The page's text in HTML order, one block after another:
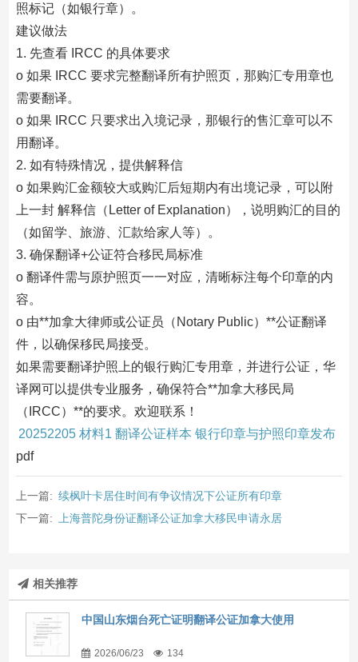
照标记（如银行章）。
建议做法
1. 先查看 IRCC 的具体要求
o 如果 IRCC 要求完整翻译所有护照页，那购汇专用章也
需要翻译。
o 如果 IRCC 只要求出入境记录，那银行的售汇章可以不
用翻译。
2. 如有特殊情况，提供解释信
o 如果购汇金额较大或购汇后短期内有出境记录，可以附
上一封 解释信（Letter of Explanation），说明购汇的目的
（如留学、旅游、汇款给家人等）。
3. 确保翻译+公证符合移民局标准
o 翻译件需与原护照页一一对应，清晰标注每个印章的内
容。
o 由**加拿大律师或公证员（Notary Public）**公证翻译
件，以确保移民局接受。
如果需要翻译护照上的银行购汇专用章，并进行公证，华
译网可以提供专业服务，确保符合**加拿大移民局
（IRCC）**的要求。欢迎联系！
20252205 材料1 翻译公证样本 银行印章与护照印章发布
pdf
上一篇: 续枫叶卡居住时间有争议情况下公证所有印章
下一篇:
上海普陀身份证翻译公证加拿大移民申请永居
相关推荐
中国山东烟台死亡证明翻译公证加拿大使用
2026/06/23 134